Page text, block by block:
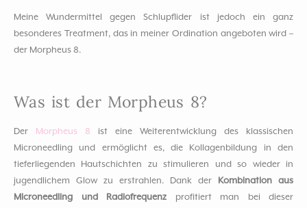
Meine Wundermittel gegen Schlupflider ist jedoch ein ganz
besonderes Treatment, das in meiner Ordination angeboten wird –
der Morpheus 8.
Was ist der Morpheus 8?
Der Morpheus 8 ist eine Weiterentwicklung des klassischen
Microneedling und ermöglicht es, die Kollagenbildung in den
tieferliegenden Hautschichten zu stimulieren und so wieder in
jugendlichem Glow zu erstrahlen. Dank der Kombination aus
Microneedling und Radiofrequenz profitiert man bei dieser